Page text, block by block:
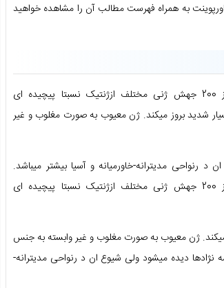
به همراه فهرست مطالب آن را مشاهده خواهید
تالاسمی شایعترین بیماری ژنتیک میباشد که با داشتن بیش از 200 جهش ژنی مختلف ازژنتیک نسبتا پیچیده ای
شدید بروز میکند. ژن معیوب به صورت مغلوب و غیر
رنواحی مدیترانه-خاورمیانه و آسیا بیشتر میباشد.
تالاسمی شایعترین بیماری ژنتیک میباشد که با داشتن بیش از 200 جهش ژنی مختلف ازژنتیک نسبتا پیچیده ای
میکند. ژن معیوب به صورت مغلوب و غیر وابسته به جنس
دیده میشود ولی شیوع ان د رنواحی مدیترانه-